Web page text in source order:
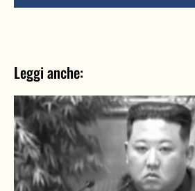
Leggi anche: